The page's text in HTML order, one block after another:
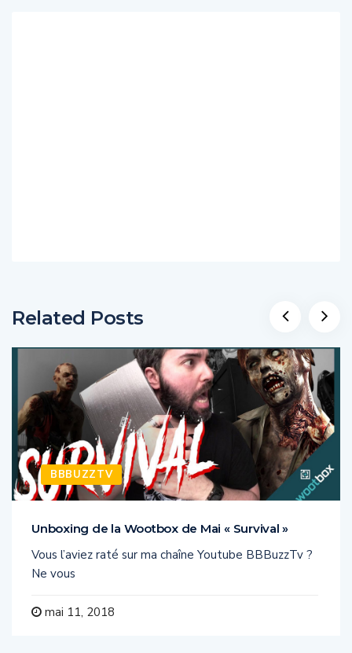
Related Posts
BBBUZZTV
Unboxing de la Wootbox de Mai « Survival »
Vous l’aviez raté sur ma chaîne Youtube BBBuzzTv ?
Ne vous
mai 11, 2018